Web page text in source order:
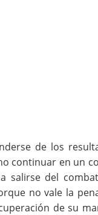
de los
continuar en un
salirse del
no vale la
de su